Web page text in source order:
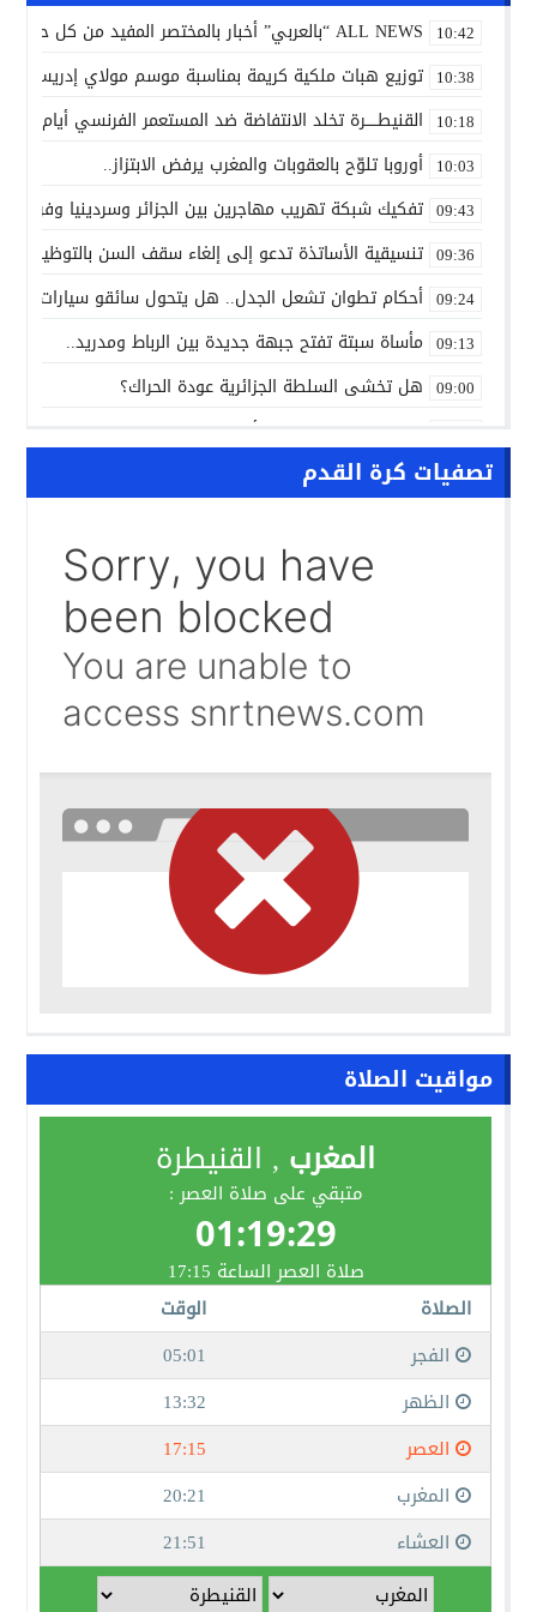
10:42 ALL NEWS “بالعربي” أخبار بالمختصر المفيد من كل حدب وصوب
10:38 توزيع هبات ملكية كريمة بمناسبة موسم مولاي إدريس
10:18 القنيطـــــرة تخلد الانتفاضة ضد المستعمر الفرنسي أيام 7 و8 و9 غشت 1954.
10:03 أوروبا تلوّح بالعقوبات والمغرب يرفض الابتزاز..
09:43 تفكيك شبكة تهريب مهاجرين بين الجزائر وسردينيا وفرنسا
09:36 تنسيقية الأساتذة تدعو إلى إلغاء سقف السن بالتوظيف
09:24 أحكام تطوان تشعل الجدل.. هل يتحول سائقو سيارات
09:13 مأساة سبتة تفتح جبهة جديدة بين الرباط ومدريد..
09:00 هل تخشى السلطة الجزائرية عودة الحراك؟
10:13 الاتفاق الفلاحي المغربي الأوروبي يدخل مرحلة الحسم..
حرب الظل الرقمية.. اتهامات للجزائر بتسخير جيوش
واشنطن تفتح ملف المينورسو من العيون..
غضب تونسي في وجه تبون.. رسالة نارية ترفض «الوصاية
تصفيات كرة القدم
مواقيت الصلاة